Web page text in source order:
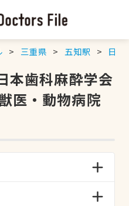
三重県 五知駅 日本
本歯科麻酔学会
医・動物病院